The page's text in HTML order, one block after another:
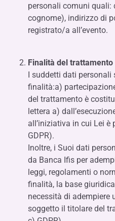
personali comuni quali:
cognome), indirizzo di
registrato/a all’evento.
Finalità del trattamento
I suddetti dati personali
finalità:a)
del trattamento è
lettera a)
all’iniziativa in cui Lei è
GDPR).
Inoltre, i Suoi dati
da Banca Ifis per
leggi, regolamenti o
finalità, la base
necessità di adempiere
soggetto il titolare del